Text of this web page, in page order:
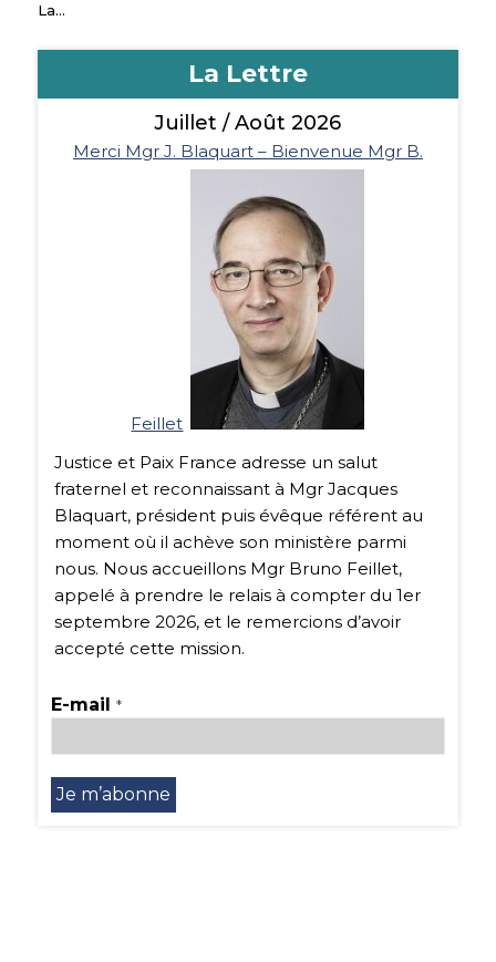
La…
3 4 › »
La Lettre
Juillet / Août 2026
Merci Mgr J. Blaquart – Bienvenue Mgr B.
Feillet
Justice et Paix France adresse un salut
fraternel et reconnaissant à Mgr Jacques
Blaquart, président puis évêque référent au
moment où il achève son ministère parmi
nous. Nous accueillons Mgr Bruno Feillet,
appelé à prendre le relais à compter du 1er
septembre 2026, et le remercions d’avoir
accepté cette mission.
E-mail *